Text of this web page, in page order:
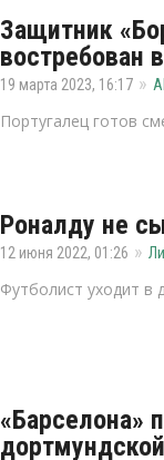
Защитник
востребован
19 марта 2023, 16:17
Португалец готов
Роналду не
12 июня 2022, 01:26
Футболист уходит в
«Барселона»